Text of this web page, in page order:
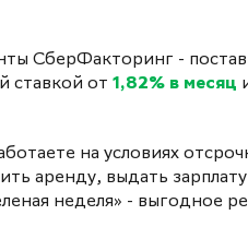
СберФакторинг -
ставкой от 1,82% в месяц
на условиях
аренду, выдать
неделя» - выгодное